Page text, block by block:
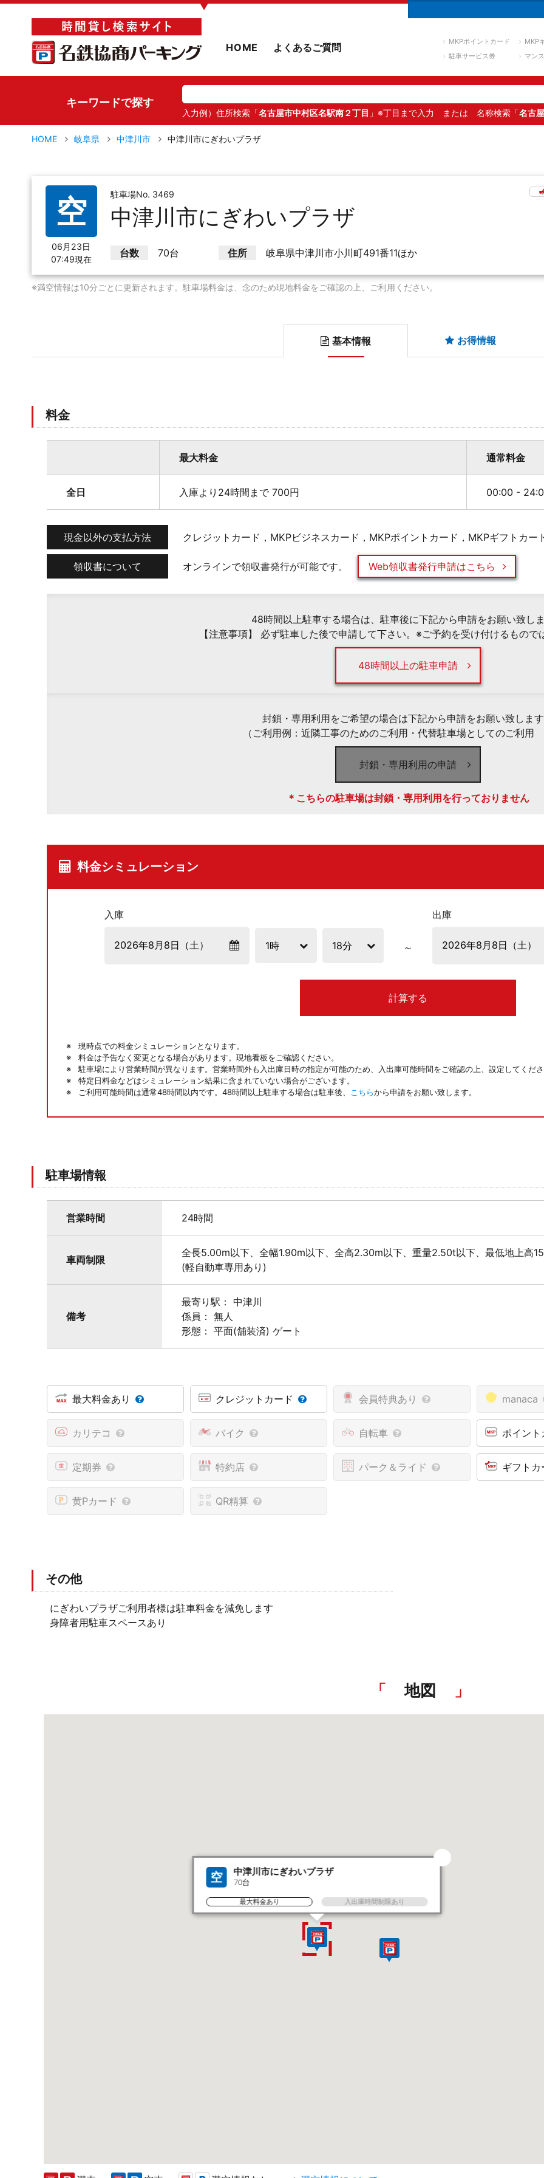
▼
HOME よくあるご質問 MKPポイントカード
MKP
駐車サービス券
マン
キーワードで探す
入力例）住所検索「名古屋市中村区名駅南２丁目 」※丁目まで入力 または 名称検索「名古
HOME 岐阜県 中津川市 中津川市にぎわいプラザ
空
06月23日
07:49現在
駐車場No. 3469
中津川市にぎわいプラザ
台数 70台 住所 岐阜県中津川市小川町491番11ほか
※満空情報は10分ごとに更新されます。駐車場料金は、念のため現地料金をご確認の上、ご利用ください。
基本情報 お得情報
料金
最大料金 通常料金
全日 入庫より24時間まで 700円 00:00 -
現金以外の支払方法 クレジットカード，MKPビジネスカード，MKPポイントカード，MKPギフトカー
領収書について オンラインで領収書発行が可能です。 Web領収書発行申請はこちら
48時間以上駐車する場合は、駐車後に下記から申請をお願い致し
【注意事項】 必ず駐車した後で申請して下さい。※ご予約を受け付けるもので
48時間以上の駐車申請
封鎖・専用利用をご希望の場合は下記から申請をお願い致しま
（ご利用例：近隣工事のためのご利用・代替駐車場としてのご利用
封鎖・専用利用の申請
＊こちらの駐車場は封鎖・専用利用を行っておりません
料金シミュレーション
入庫 出庫
計算する
現時点での料金シミュレーションとなります。
料金は予告なく変更となる場合があります。現地看板をご確認ください。
駐車場により営業時間が異なります。営業時間外も入出庫日時の指定が可能のため、入出庫可能時間をご確認の上、設定してくだ
特定日料金などはシミュレーション結果に含まれていない場合がございます。
ご利用可能時間は通常48時間以内です。48時間以上駐車する場合は駐車後、
こちらから申請をお願い致します。
駐車場情報
営業時間 24時間
車両制限
全長5.00m以下、全幅1.90m以下、全高2.30m以下、重量2.50t以下、最低地上高
(軽自動車専用あり)
備考
最寄り駅： 中津川
係員： 無人
形態： 平面(舗装済) ゲート
最大料金あり クレジットカード 会員特典あり manaca
カリテコ バイク 自転車 ポイン
定期券 特約店 パーク＆ライド ギフト
黄Pカード QR精算
その他
にぎわいプラザご利用者様は駐車料金を減免します
身障者用駐車スペースあり
地図
空 中津川市にぎわいプラザ
70台
最大料金あり 入出庫時間制限あり